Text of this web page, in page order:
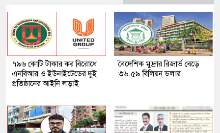
৭৯৬ কোটি টাকার কর বিরোধে
এনবিআর ও ইউনাইটেডের দুই
প্রতিষ্ঠানের আইনি লড়াই
বৈদেশিক মুদ্রার রিজার্ভ বেড়ে
৩৬.৫৯ বিলিয়ন ডলার